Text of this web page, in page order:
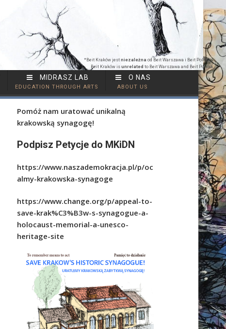
*Beit Kraków jest niezależna od Beit Warszawa i Beit Polska |
Beit Kraków is unrelated to Beit Warszawa and Beit Polska
MIDRASZ LAB
EDUCATION THROUGH ARTS
O NAS
ABOUT US
Pomóż nam uratować unikalną
krakowską synagogę!
Podpisz Petycje do MKiDN
https://www.naszademokracja.pl/p/oc
almy-krakowska-synagoge
https://www.change.org/p/appeal-to-
save-krak%C3%B3w-s-synagogue-a-
holocaust-memorial-a-unesco-
heritage-site